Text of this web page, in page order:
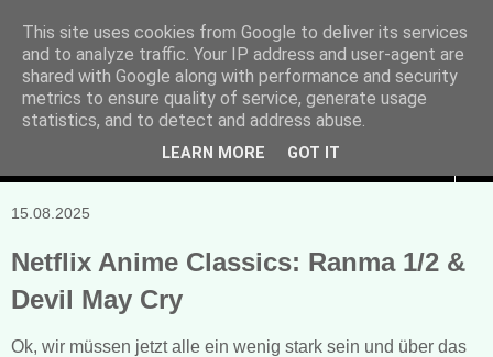
Manuela Sonntag
Bücher, Blogs & mehr
15.08.2025
Netflix Anime Classics: Ranma 1/2 &
Devil May Cry
Ok, wir müssen jetzt alle ein wenig stark sein und über das
This site uses cookies from Google to deliver its services
and to analyze traffic. Your IP address and user-agent are
shared with Google along with performance and security
metrics to ensure quality of service, generate usage
statistics, and to detect and address abuse.
LEARN MORE GOT IT